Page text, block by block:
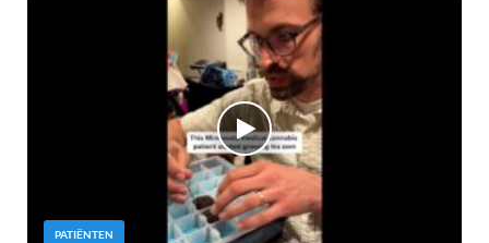
PATIËNTEN